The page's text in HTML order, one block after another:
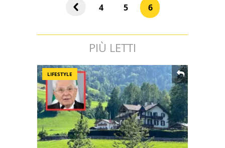
4 5 6
PIÙ LETTI
LIFESTYLE